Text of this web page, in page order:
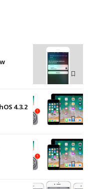
4.3.2